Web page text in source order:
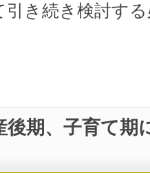
引き続き検討す
後期、子育て期